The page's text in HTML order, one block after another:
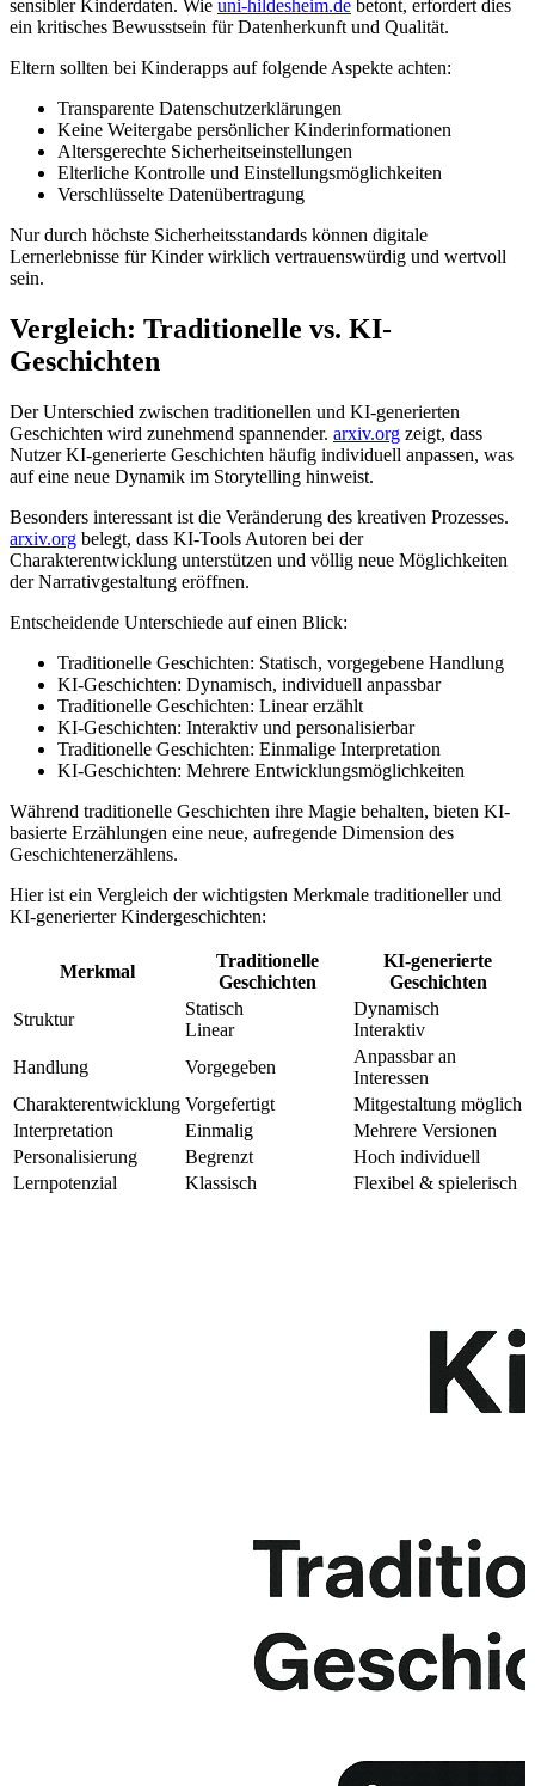
sensibler Kinderdaten. Wie uni-hildesheim.de betont, erfordert dies
ein kritisches Bewusstsein für Datenherkunft und Qualität.
Eltern sollten bei Kinderapps auf folgende Aspekte achten:
Transparente Datenschutzerklärungen
Keine Weitergabe persönlicher Kinderinformationen
Altersgerechte Sicherheitseinstellungen
Elterliche Kontrolle und Einstellungsmöglichkeiten
Verschlüsselte Datenübertragung
Nur durch höchste Sicherheitsstandards können digitale
Lernerlebnisse für Kinder wirklich vertrauenswürdig und wertvoll
sein.
Vergleich: Traditionelle vs. KI-
Geschichten
Der Unterschied zwischen traditionellen und KI-generierten
Geschichten wird zunehmend spannender. arxiv.org zeigt, dass
Nutzer KI-generierte Geschichten häufig individuell anpassen, was
auf eine neue Dynamik im Storytelling hinweist.
Besonders interessant ist die Veränderung des kreativen Prozesses.
arxiv.org belegt, dass KI-Tools Autoren bei der
Charakterentwicklung unterstützen und völlig neue Möglichkeiten
der Narrativgestaltung eröffnen.
Entscheidende Unterschiede auf einen Blick:
Traditionelle Geschichten: Statisch, vorgegebene Handlung
KI-Geschichten: Dynamisch, individuell anpassbar
Traditionelle Geschichten: Linear erzählt
KI-Geschichten: Interaktiv und personalisierbar
Traditionelle Geschichten: Einmalige Interpretation
KI-Geschichten: Mehrere Entwicklungsmöglichkeiten
Während traditionelle Geschichten ihre Magie behalten, bieten KI-
basierte Erzählungen eine neue, aufregende Dimension des
Geschichtenerzählens.
Hier ist ein Vergleich der wichtigsten Merkmale traditioneller und
KI-generierter Kindergeschichten:
Merkmal
Traditionelle
Geschichten
KI-generierte
Geschichten
Struktur
Statisch
Linear
Dynamisch
Interaktiv
Handlung
Vorgegeben
Anpassbar an
Interessen
Charakterentwicklung Vorgefertigt
Mitgestaltung möglich
Interpretation
Einmalig
Mehrere Versionen
Personalisierung
Begrenzt
Hoch individuell
Lernpotenzial
Klassisch Flexibel & spielerisch